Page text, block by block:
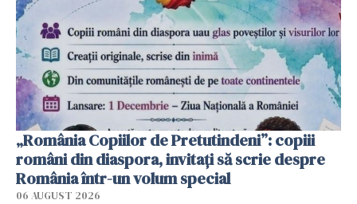
„România Copiilor de Pretutindeni”: copiii
români din diaspora, invitați să scrie despre
România într-un volum special
06 AUGUST 2026